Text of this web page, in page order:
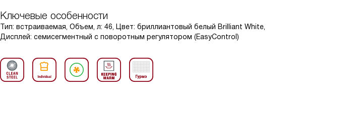
Ключевые особенности
Тип: встраиваемая, Объем, л: 46, Цвет: бриллиантовый белый Brilliant White,
Дисплей: семисегментный с поворотным регулятором (EasyControl)